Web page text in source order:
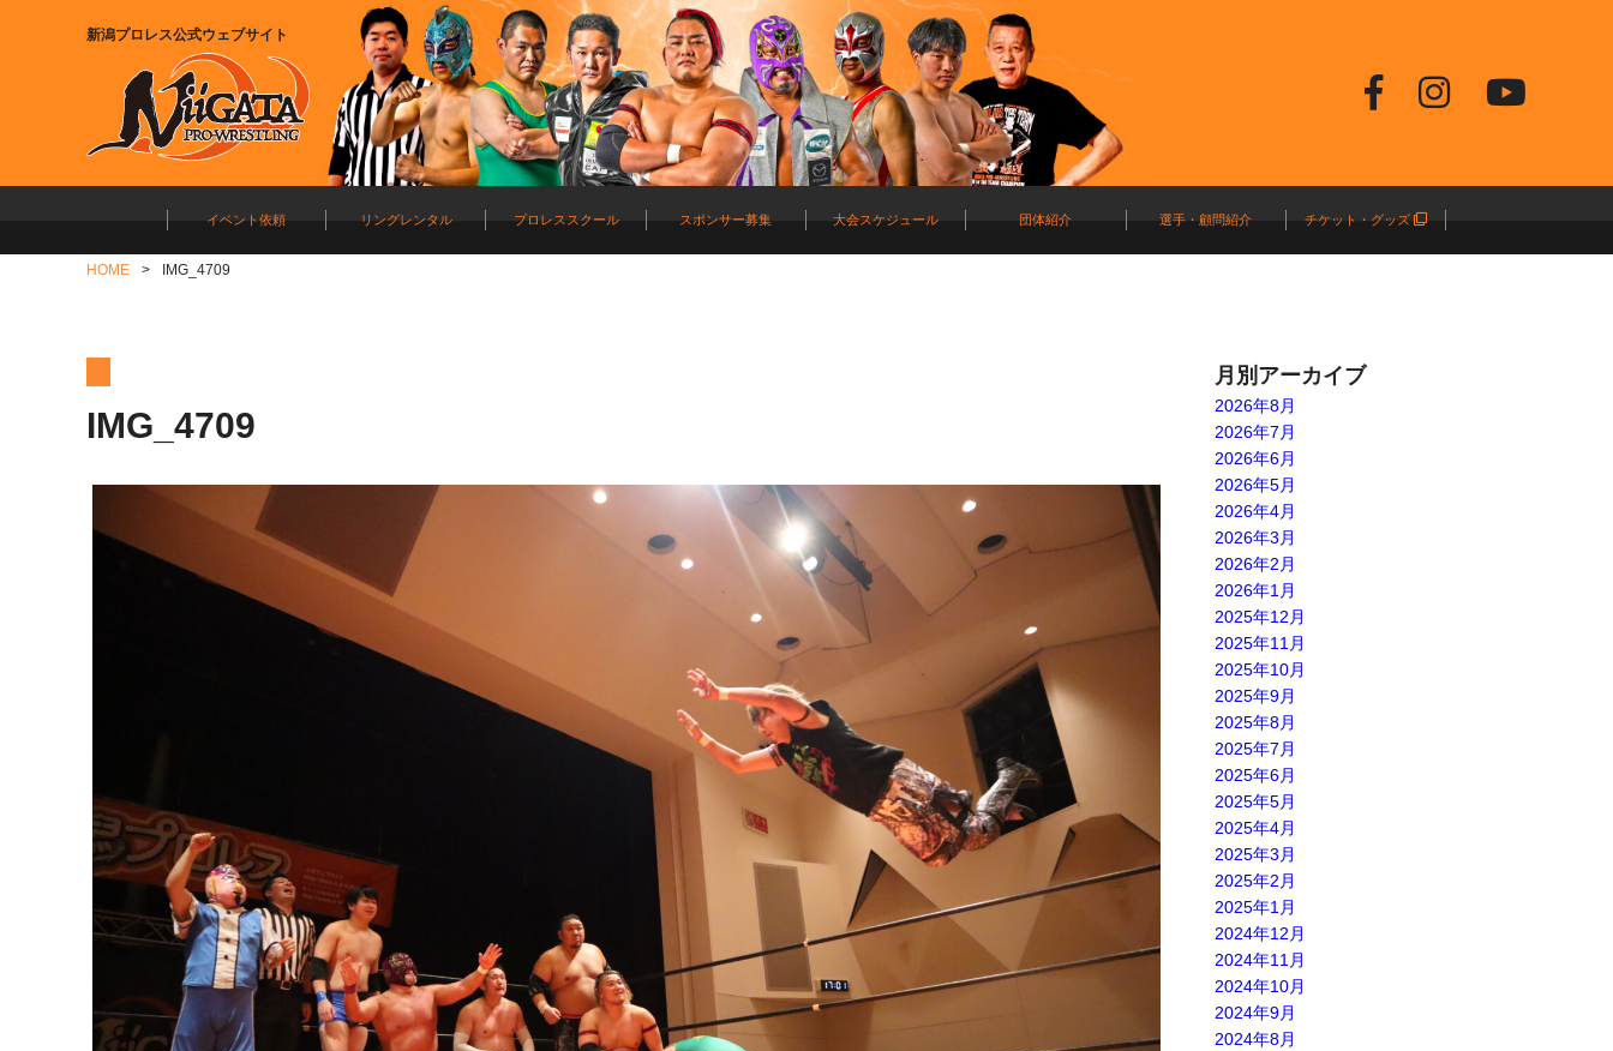
新潟プロレス公式ウェブサイト
イベント依頼 リングレンタル プロレススクール スポンサー募集 大会スケジュール 団体紹介 選手・顧問紹介 チケット・グッズ
HOME IMG_4709
IMG_4709
月別アーカイブ
2026年8月
2026年7月
2026年6月
2026年5月
2026年4月
2026年3月
2026年2月
2026年1月
2025年12月
2025年11月
2025年10月
2025年9月
2025年8月
2025年7月
2025年6月
2025年5月
2025年4月
2025年3月
2025年2月
2025年1月
2024年12月
2024年11月
2024年10月
2024年9月
2024年8月